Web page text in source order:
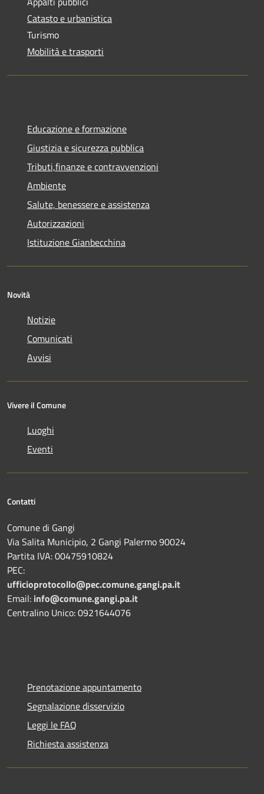
Catasto e urbanistica
Turismo
Mobilità e trasporti
Educazione e formazione
Giustizia e sicurezza pubblica
Tributi,finanze e contravvenzioni
Ambiente
Salute, benessere e assistenza
Autorizzazioni
Istituzione Gianbecchina
Novità
Notizie
Comunicati
Avvisi
Vivere il Comune
Luoghi
Eventi
Contatti
Comune di Gangi
Via Salita Municipio, 2 Gangi Palermo 90024
Partita IVA: 00475910824
PEC:
ufficioprotocollo@pec.comune.gangi.pa.it
Email: info@comune.gangi.pa.it
Centralino Unico: 0921644076
Prenotazione appuntamento
Segnalazione disservizio
Leggi le FAQ
Richiesta assistenza